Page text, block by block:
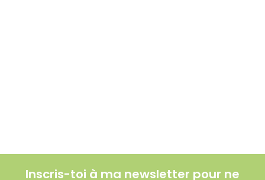
Inscris-toi à ma newsletter pour ne